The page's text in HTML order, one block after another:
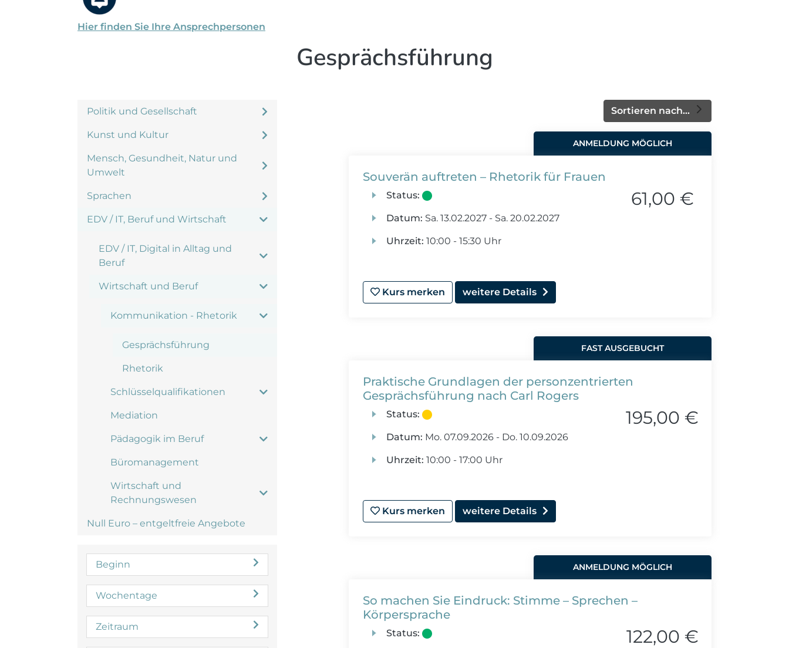
Hier finden Sie Ihre Ansprechpersonen
Gesprächsführung
Politik und Gesellschaft
Kunst und Kultur
Mensch, Gesundheit, Natur und
Umwelt
Sprachen
EDV / IT, Beruf und Wirtschaft
EDV / IT, Digital in Alltag und
Beruf
Wirtschaft und Beruf
Kommunikation - Rhetorik
Gesprächsführung
Rhetorik
Schlüsselqualifikationen
Mediation
Pädagogik im Beruf
Büromanagement
Wirtschaft und
Rechnungswesen
Null Euro – entgeltfreie Angebote
Beginn
Wochentage
Zeitraum
Sortieren nach...
ANMELDUNG MÖGLICH
Souverän auftreten – Rhetorik für Frauen
Status:
Datum: Sa.13.02.2027 - Sa.20.02.2027
Uhrzeit: 10:00 - 15:30 Uhr
61,00 €
Kurs merken weitere Details
FAST AUSGEBUCHT
Praktische Grundlagen der personzentrierten
Gesprächsführung nach Carl Rogers
Status:
Datum: Mo.07.09.2026 - Do.10.09.2026
Uhrzeit: 10:00 - 17:00 Uhr
195,00 €
Kurs merken weitere Details
ANMELDUNG MÖGLICH
So machen Sie Eindruck: Stimme – Sprechen –
Körpersprache
Status: 122,00 €